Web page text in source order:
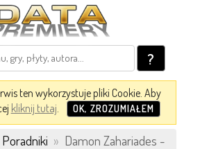
?
ten wykorzystuje pliki Cookie. Aby
kliknij tutaj. OK, ZROZUMIAŁEM
Poradniki » Damon Zahariades -